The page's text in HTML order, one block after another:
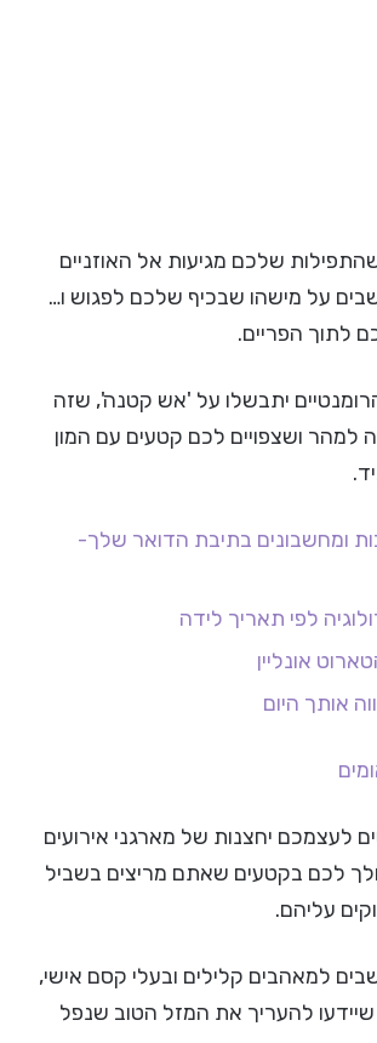
שלכם מגיעות אל האוזניים
על מישהו שבכיף שלכם לפגוש ו…
לתוך הפריים.
יתבשלו על 'אש קטנה', שזה
למהר ושצפויים לכם קטעים עם המון
ומחשבונים בתיבת הדואר שלך-
לפי תאריך לידה
אונליין
אותך היום
לעצמכם יחצנות של מארגני אירועים
לכם בקטעים שאתם מריצים בשביל
עליהם.
למאהבים קלילים ובעלי קסם אישי,
שיידעו להעריך את המזל הטוב שנפל